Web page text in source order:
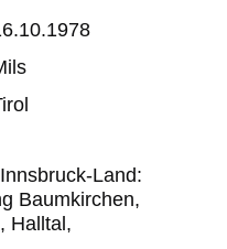
Land:
Baumkirchen,
Halltal,